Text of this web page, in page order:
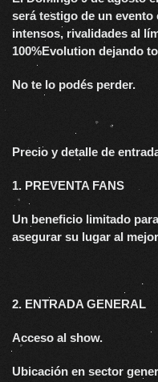
será testigo de un
intensos, rivalidades al
100%Evolution dejando
No te lo podés perder.
Precio y detalle de
1. PREVENTA FANS
Un beneficio limitado
asegurar su lugar al
2. ENTRADA GENERAL
Acceso al show.
Ubicación en sector